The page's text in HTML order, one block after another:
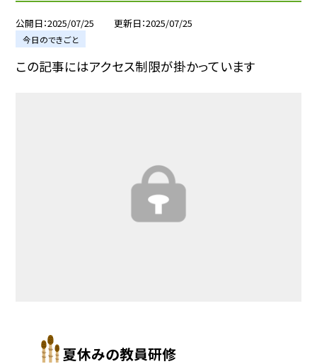
公開日 2025/07/25 更新日 2025/07/25
今日のできごと
この記事にはアクセス制限が掛かっています
夏休みの教員研修